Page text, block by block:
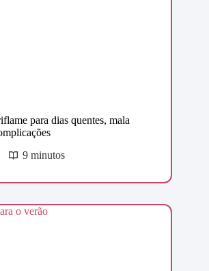
para dias quentes, mala
9 minutos